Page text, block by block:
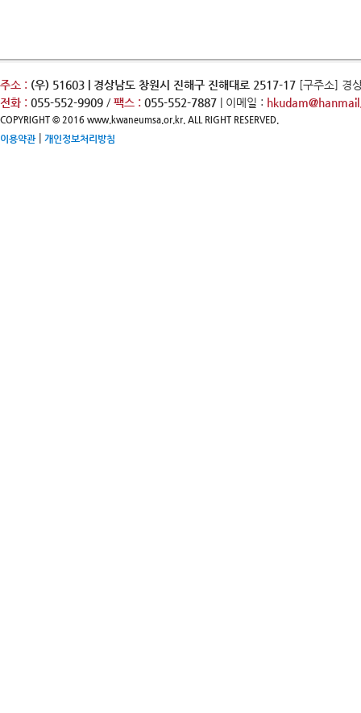
주소 : (우) 51603 | 경상남도 창원시 진해구 진해대로 2517-17 [구주소] 경
전화 : 055-552-9909 / 팩스 : 055-552-7887 | 이메일 :
COPYRIGHT © 2016 www.kwaneumsa.or.kr. ALL RIGHT RESERVED.
이용약관| 개인정보처리방침